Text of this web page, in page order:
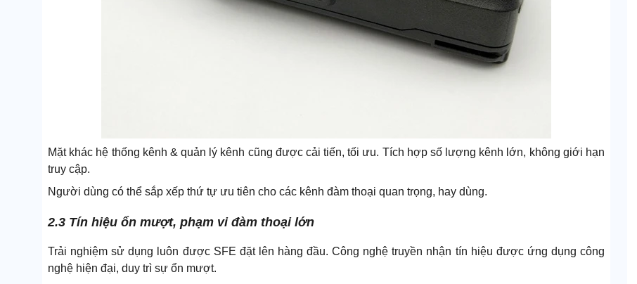
Mặt khác hệ thống kênh & quản lý kênh cũng được cải tiến, tối ưu. Tích hợp số lượng kênh lớn, không giới hạn
truy cập.
Người dùng có thể sắp xếp thứ tự ưu tiên cho các kênh đàm thoại quan trọng, hay dùng.
2.3 Tín hiệu ổn mượt, phạm vi đàm thoại lớn
Trải nghiệm sử dụng luôn được SFE đặt lên hàng đầu. Công nghệ truyền nhận tín hiệu được ứng dụng công
nghệ hiện đại, duy trì sự ổn mượt.